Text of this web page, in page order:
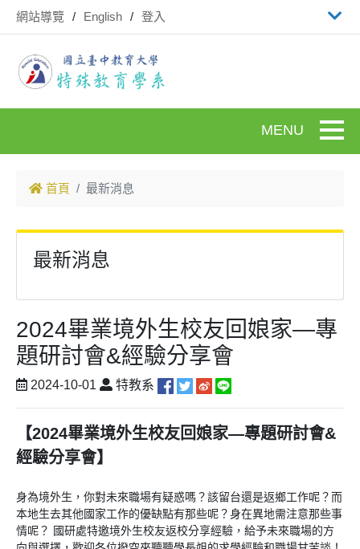
跳到主要內容
網站導覽 English 登入
首頁 最新消息
最新消息
2024畢業境外生校友回娘家—專
題研討會&經驗分享會
2024-10-01 特教系
【2024畢業境外生校友回娘家—專題研討會&
經驗分享會】
身為境外生，你對未來職場有疑惑嗎？該留台還是返鄉工作呢？而
本地生去其他國家工作的優缺點有那些呢？身在異地需注意那些事
情呢？ 國研處特邀境外生校友返校分享經驗，給予未來職場的方